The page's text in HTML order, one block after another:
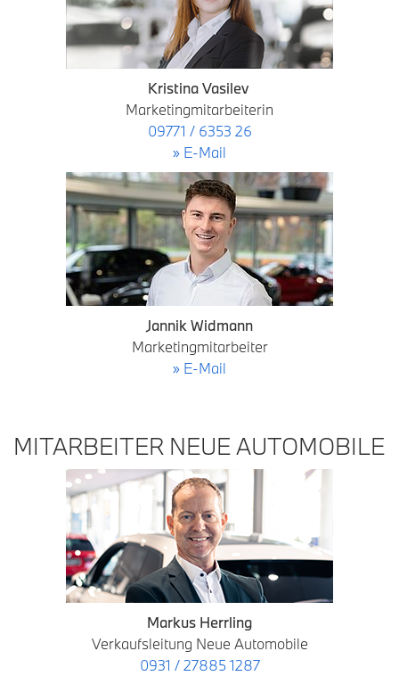
Kristina Vasilev
Marketingmitarbeiterin
09771 / 6353 26
» E-Mail
Jannik Widmann
Marketingmitarbeiter
» E-Mail
MITARBEITER NEUE AUTOMOBILE
Markus Herrling
Verkaufsleitung Neue Automobile
0931 / 27885 1287